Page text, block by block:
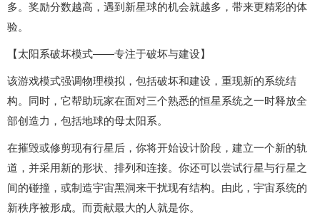
多。奖励分数越高，遇到新星球的机会就越多，带来更精彩的体
验。
【太阳系破坏模式——专注于破坏与建设】
该游戏模式强调物理模拟，包括破坏和建设，重现新的系统结
构。同时，它帮助玩家在面对三个熟悉的恒星系统之一时释放全
部创造力，包括地球的母太阳系。
在摧毁或修剪现有行星后，你将开始设计阶段，建立一个新的轨
道，并采用新的形状、排列和连接。你还可以尝试行星与行星之
间的碰撞，或制造宇宙黑洞来干扰现有结构。由此，宇宙系统的
新秩序被形成。而贡献最大的人就是你。